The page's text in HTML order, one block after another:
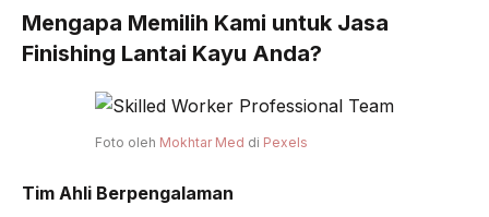
Mengapa Memilih Kami untuk Jasa
Finishing Lantai Kayu Anda?
Foto oleh Mokhtar Med di Pexels
Tim Ahli Berpengalaman